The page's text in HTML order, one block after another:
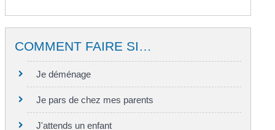
COMMENT FAIRE SI…
Je déménage
Je pars de chez mes parents
J'attends un enfant